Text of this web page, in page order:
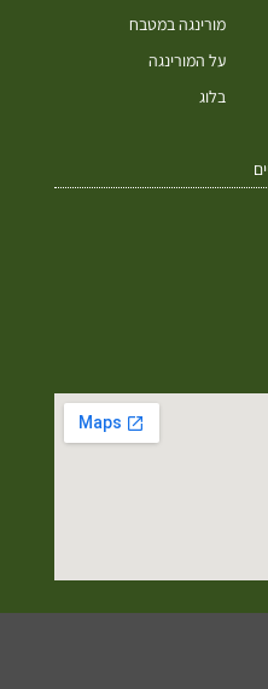
מורינגה במטבח
על המורינגה
בלוג